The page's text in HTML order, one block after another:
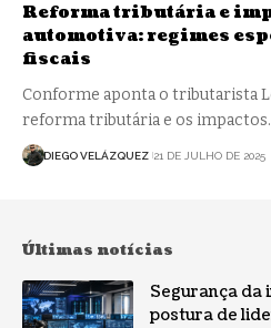
Reforma tributária e
automotiva: regimes
fiscais
Conforme aponta o tributarista
reforma tributária e os
DIEGO VELÁZQUEZ 21 DE JULHO DE 2025
Últimas notícias
Segurança da
postura de